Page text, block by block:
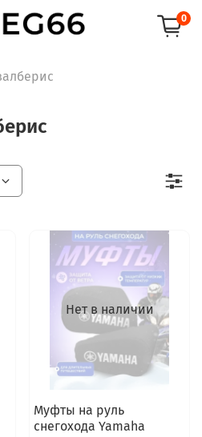
0
Нет в наличии
Муфты на руль
снегохода Yamaha